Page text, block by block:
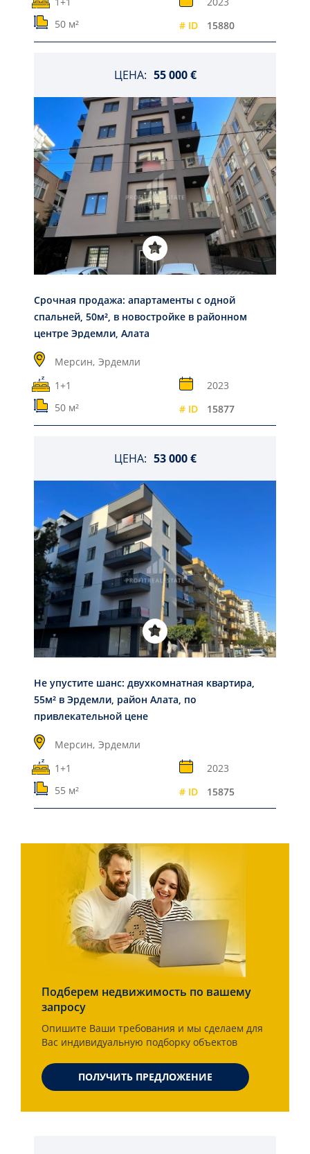
50 м²
# ID 15880
ЦЕНА: 55 000 €
Срочная продажа: апартаменты с одной
спальней, 50м², в новостройке в районном
центре Эрдемли, Алата
Мерсин, Эрдемли
1+1
2023
50 м²
# ID 15877
ЦЕНА: 53 000 €
Не упустите шанс: двухкомнатная квартира,
55м² в Эрдемли, район Алата, по
привлекательной цене
Мерсин, Эрдемли
1+1
2023
55 м²
# ID 15875
Подберем недвижимость по вашему
запросу
Опишите Ваши требования и мы сделаем для
Вас индивидуальную подборку объектов
ПОЛУЧИТЬ ПРЕДЛОЖЕНИЕ